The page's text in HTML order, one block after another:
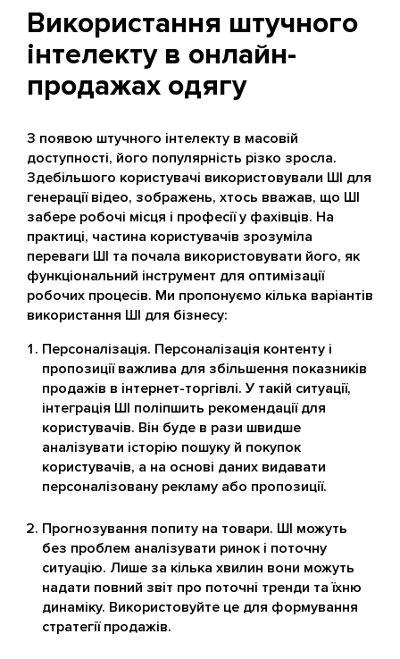
Використання штучного
інтелекту в онлайн-
продажах одягу
З появою штучного інтелекту в масовій
доступності, його популярність різко зросла.
Здебільшого користувачі використовували ШІ для
генерації відео, зображень, хтось вважав, що ШІ
забере робочі місця і професії у фахівців. На
практиці, частина користувачів зрозуміла
переваги ШІ та почала використовувати його, як
функціональний інструмент для оптимізації
робочих процесів. Ми пропонуємо кілька варіантів
використання ШІ для бізнесу:
Персоналізація. Персоналізація контенту і
пропозиції важлива для збільшення показників
продажів в інтернет-торгівлі. У такій ситуації,
інтеграція ШІ поліпшить рекомендації для
користувачів. Він буде в рази швидше
аналізувати історію пошуку й покупок
користувачів, а на основі даних видавати
персоналізовану рекламу або пропозиції.
Прогнозування попиту на товари. ШІ можуть
без проблем аналізувати ринок і поточну
ситуацію. Лише за кілька хвилин вони можуть
надати повний звіт про поточні тренди та їхню
динаміку. Використовуйте це для формування
стратегії продажів.